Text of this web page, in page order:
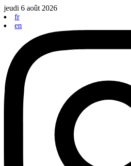
Aller
au
contenu
jeudi 6 août 2026
fr
en